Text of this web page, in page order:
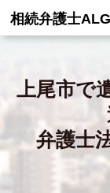
相続弁護士ALG
上尾市で
弁護士